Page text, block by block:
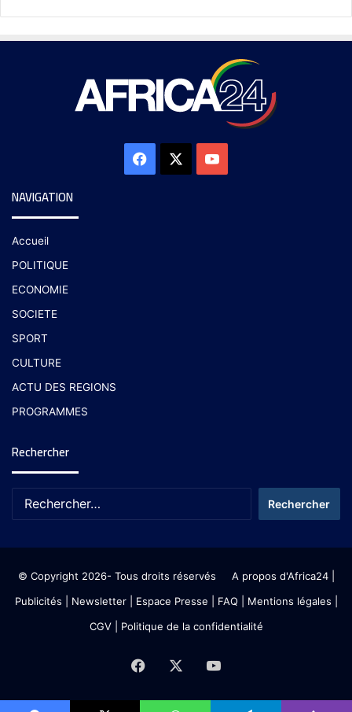
NAVIGATION
Accueil
POLITIQUE
ECONOMIE
SOCIETE
SPORT
CULTURE
ACTU DES REGIONS
PROGRAMMES
Rechercher
© Copyright 2026- Tous droits réservés A propos d'Africa24|
Publicités
Newsletter| Espace Presse | FAQ | Mentions légales
CGV| Politique de la confidentialité